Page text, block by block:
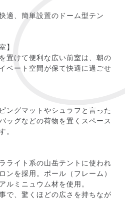
適、簡単設置のドーム型テン
】
置けて便利な広い前室は、朝の
ベート空間が保て快適に過ごせ
ングマットやシュラフと言った
ッグなどの荷物を置くスペース
。
ライト系の山岳テントに使われ
ンを採用。ポール（フレーム）
ミニュウム材を使用。
で、驚くほどの広さを持ちなが